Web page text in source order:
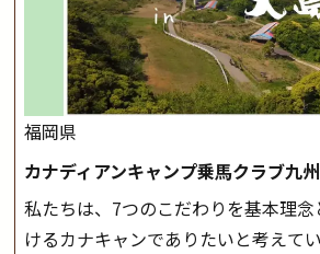
はこちら
休み期間中は無休で営業しています
お越しください！大山乗馬センター
福岡県
カナディアンキャンプ乗馬クラブ九州
私たちは、7つのこだわりを基本理
けるカナキャンでありたいと考えて